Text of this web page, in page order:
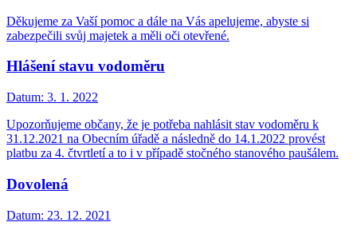
Děkujeme za Vaší pomoc a dále na Vás apelujeme, abyste si
zabezpečili svůj majetek a měli oči otevřené.
Hlášení stavu vodoměru
Datum: 3. 1. 2022
Upozorňujeme občany, že je potřeba nahlásit stav vodoměru k
31.12.2021 na Obecním úřadě a následně do 14.1.2022 provést
platbu za 4. čtvrtletí a to i v případě stočného stanového paušálem.
Dovolená
Datum: 23. 12. 2021